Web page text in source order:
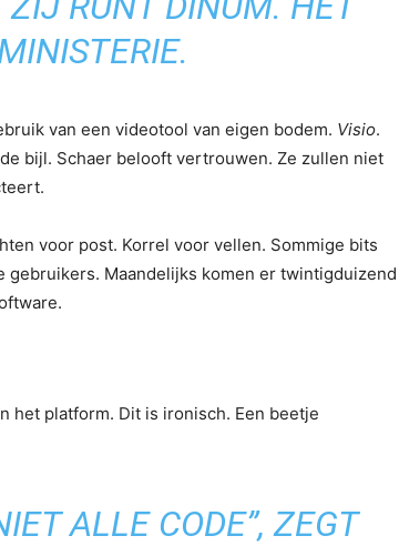
van een videotool van eigen bodem. Visio.
bijl. Schaer belooft vertrouwen. Ze zullen niet
voor post. Korrel voor vellen. Sommige bits
gebruikers. Maandelijks komen er twintigduizend
het platform. Dit is ironisch. Een beetje
ALLE CODE”, ZEGT